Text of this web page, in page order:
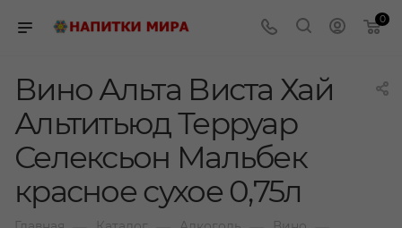
0
Вино Альта Виста Хай
Альтитьюд Терруар
Селексьон Мальбек
красное сухое 0,75л